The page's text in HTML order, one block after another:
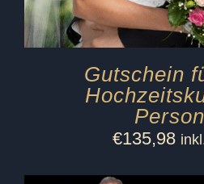
Gutschein
€135,98